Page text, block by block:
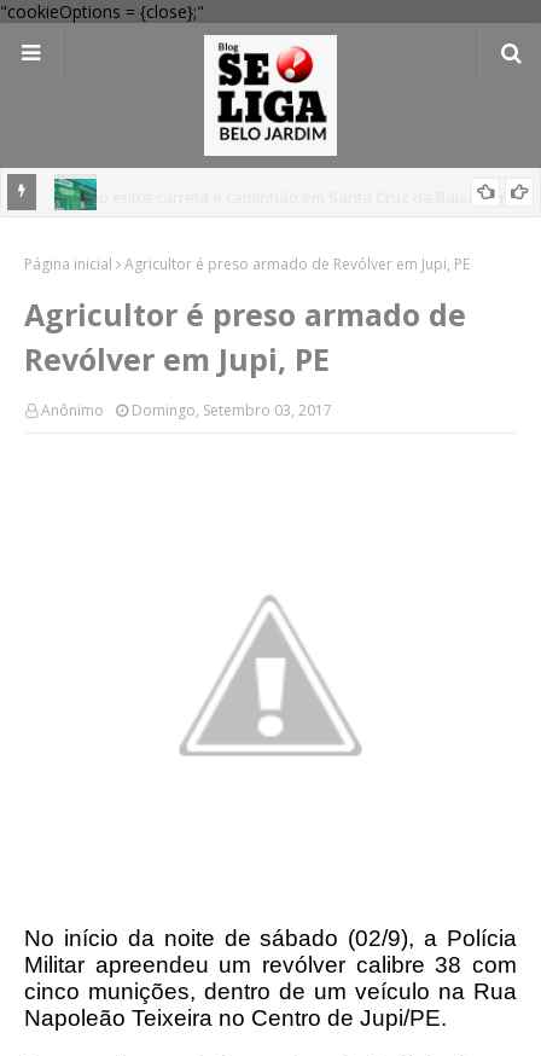
"cookieOptions = {close};"
compras
Página inicial Agricultor é preso armado de Revólver em Jupi, PE
Agricultor é preso armado de
Revólver em Jupi, PE
Anônimo Domingo, Setembro 03, 2017
No início da noite de sábado (02/9), a Polícia
Militar apreendeu um revólver calibre 38 com
cinco munições, dentro de um veículo na Rua
Napoleão Teixeira no Centro de Jupi/PE.